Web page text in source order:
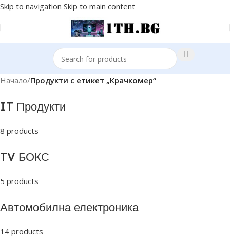
Skip to navigation Skip to main content
Начало/Продукти с етикет „Крачкомер“
IT Продукти
8 products
TV БОКС
5 products
Автомобилна електроника
14 products